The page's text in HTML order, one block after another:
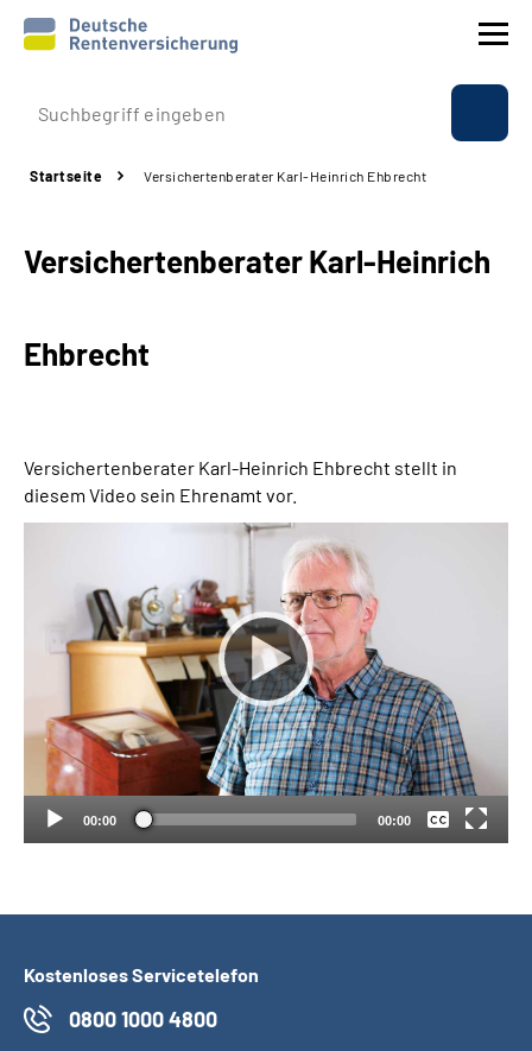
Prävention
Rente
Über uns & Presse
Online-Services
Suche
Language
Inhalte in Gebärdensprache (DGS)
Leichte Sprache
Startseite Versichertenberater Karl-Heinrich Ehbrecht
Versichertenberater Karl-Heinrich
Ehbrecht
Versichertenberater Karl-Heinrich Ehbrecht stellt in
diesem Video sein Ehrenamt vor.
00:00 00:00
Keine
Deutsch
Kostenloses Servicetelefon
0800 1000 4800